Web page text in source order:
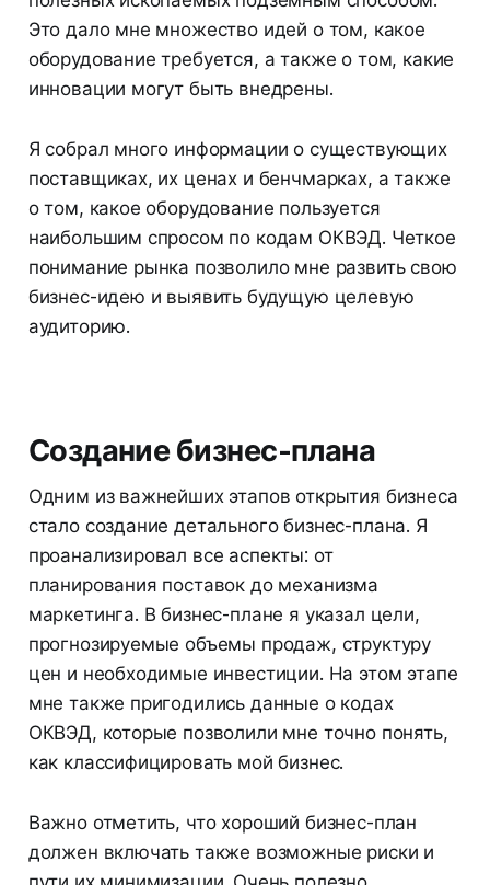
Это дало мне множество идей о том, какое
оборудование требуется, а также о том, какие
инновации могут быть внедрены.
Я собрал много информации о существующих
поставщиках, их ценах и бенчмарках, а также
о том, какое оборудование пользуется
наибольшим спросом по кодам ОКВЭД. Четкое
понимание рынка позволило мне развить свою
бизнес-идею и выявить будущую целевую
аудиторию.
Создание бизнес-плана
Одним из важнейших этапов открытия бизнеса
стало создание детального бизнес-плана. Я
проанализировал все аспекты: от
планирования поставок до механизма
маркетинга. В бизнес-плане я указал цели,
прогнозируемые объемы продаж, структуру
цен и необходимые инвестиции. На этом этапе
мне также пригодились данные о кодах
ОКВЭД, которые позволили мне точно понять,
как классифицировать мой бизнес.
Важно отметить, что хороший бизнес-план
должен включать также возможные риски и